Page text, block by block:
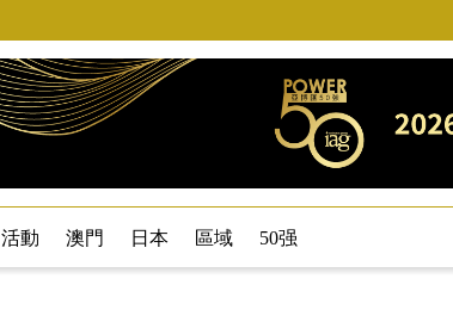
活動 澳門 日本 區域 50强